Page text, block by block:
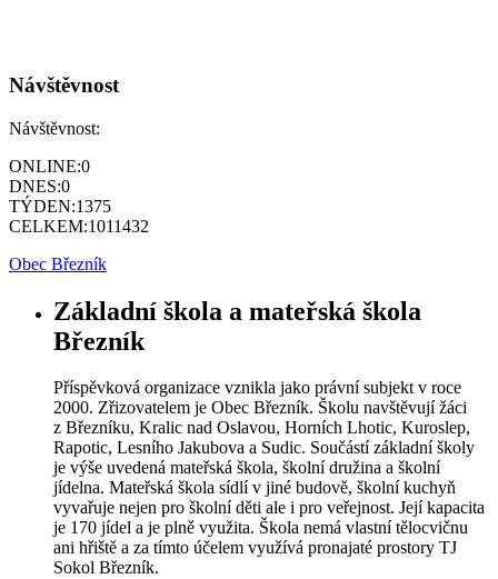
Návštěvnost
Návštěvnost:
ONLINE:0
DNES:0
TÝDEN:1375
CELKEM:1011432
Obec Březník
Základní škola a mateřská škola
Březník
Příspěvková organizace vznikla jako právní subjekt v roce
2000. Zřizovatelem je Obec Březník. Školu navštěvují žáci
z Březníku, Kralic nad Oslavou, Horních Lhotic, Kuroslep,
Rapotic, Lesního Jakubova a Sudic. Součástí základní školy
je výše uvedená mateřská škola, školní družina a školní
jídelna. Mateřská škola sídlí v jiné budově, školní kuchyň
vyvařuje nejen pro školní děti ale i pro veřejnost. Její kapacita
je 170 jídel a je plně využita. Škola nemá vlastní tělocvičnu
ani hřiště a za tímto účelem využívá pronajaté prostory TJ
Sokol Březník.